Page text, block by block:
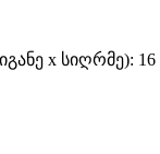
x სიღრმე): 16